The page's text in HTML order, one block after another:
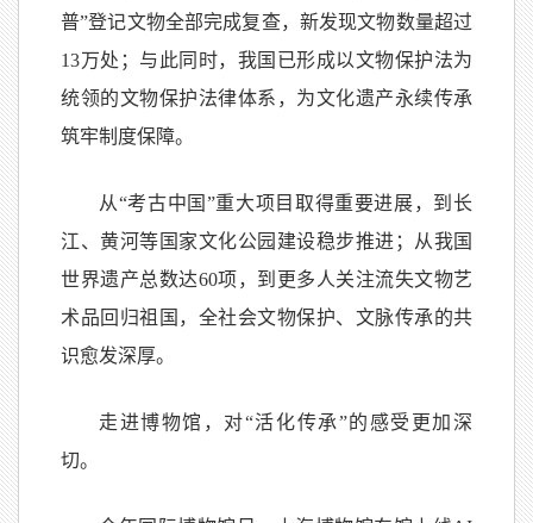
普”登记文物全部完成复查，新发现文物数量超过
13万处；与此同时，我国已形成以文物保护法为
统领的文物保护法律体系，为文化遗产永续传承
筑牢制度保障。
从“考古中国”重大项目取得重要进展，到长
江、黄河等国家文化公园建设稳步推进；从我国
世界遗产总数达60项，到更多人关注流失文物艺
术品回归祖国，全社会文物保护、文脉传承的共
识愈发深厚。
走进博物馆，对“活化传承”的感受更加深
切。